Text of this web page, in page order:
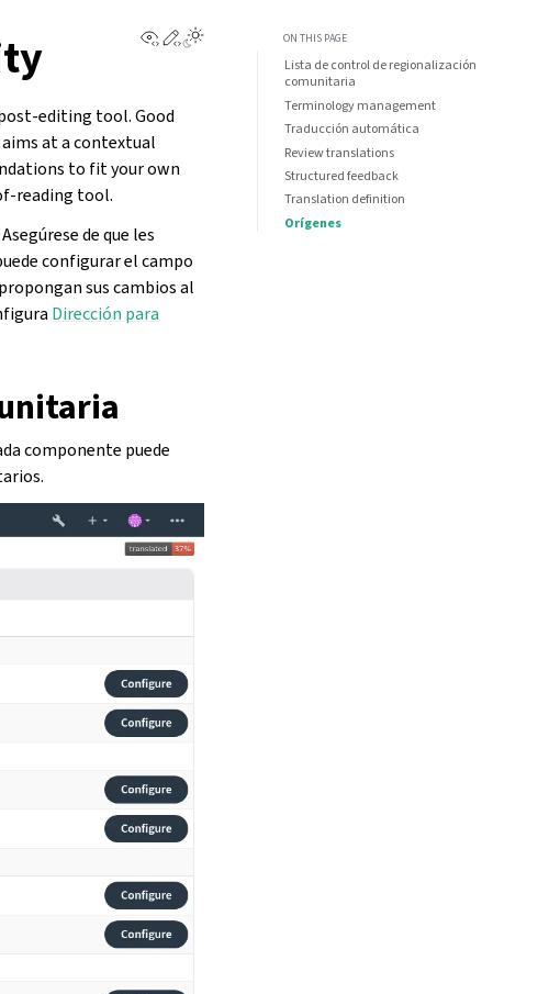
View this page
Edit this page
Toggle Light / Dark / Auto color theme
editing tool. Good
at a contextual
to fit your own
reading tool.
de que les
configurar el campo
sus cambios al
Dirección para
componente puede
ON THIS PAGE
Lista de control de regionalización
comunitaria
Terminology management
Traducción automática
Review translations
Structured feedback
Translation definition
Orígenes